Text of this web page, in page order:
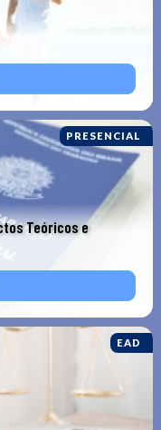
PRESENCIAL
Teóricos e
EAD